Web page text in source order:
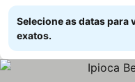
Selecione as datas para
exatos.